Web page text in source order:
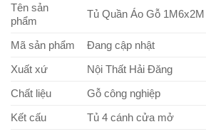
Tên sản
phẩm
Tủ Quần Áo Gỗ
Mã sản phẩm
Đang cập nhật
Xuất xứ
Nội Thất Hải Đăng
Chất liệu
Gỗ công nghiệp
Kết cấu
Tủ 4 cánh cửa mở